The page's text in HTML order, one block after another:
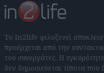
Το In2life φιλοξενεί
προέρχεται από την
του συνεργάτες. Η
δεν δημοσιεύεται τίποτα που